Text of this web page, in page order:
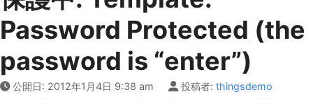
す
るPassword Protected (the
password is “enter”)
公開日: 2012年1月4日 9:38 am 投稿者: thingsdemo